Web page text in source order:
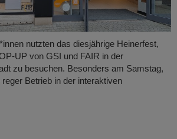
nutzten das diesjährige Heinerfest,
UP von GSI und FAIR in der
zu besuchen. Besonders am Samstag,
Betrieb in der interaktiven